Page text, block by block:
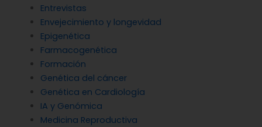
Entrevistas
Envejecimiento y longevidad
Epigenética
Farmacogenética
Formación
Genética del cáncer
Genética en Cardiología
IA y Genómica
Medicina Reproductiva